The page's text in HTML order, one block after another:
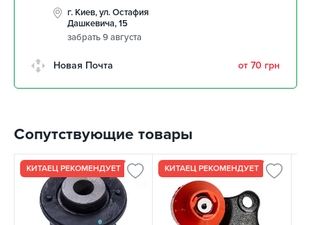
г. Киев, ул. Остафия
Дашкевича, 15
забрать 9 августа
Новая Почта от 70 грн
Сопутствующие товары
КИТАЕЦ РЕКОМЕНДУЕТ КИТАЕЦ РЕКОМЕНДУЕТ